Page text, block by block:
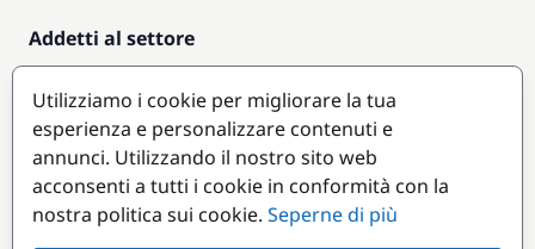
Addetti al settore
Accesso armatori
Diventare partner
Destinazioni popolari
Utilizziamo i cookie per migliorare la tua
esperienza e personalizzare contenuti e
annunci. Utilizzando il nostro sito web
acconsenti a tutti i cookie in conformità con la
nostra politica sui cookie. Seperne di più